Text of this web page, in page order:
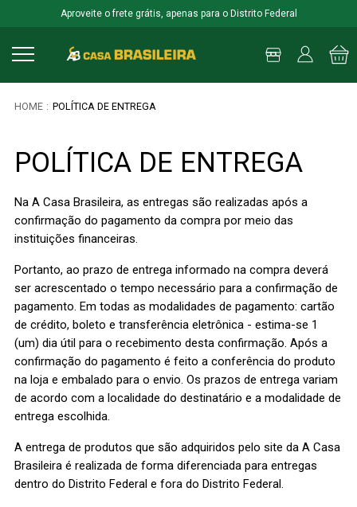
Aproveite o frete grátis, apenas para o Distrito Federal
POLÍTICA DE ENTREGA
POLÍTICA DE ENTREGA
Na A Casa Brasileira, as entregas são realizadas após a
confirmação do pagamento da compra por meio das
instituições financeiras.
Portanto, ao prazo de entrega informado na compra deverá
ser acrescentado o tempo necessário para a confirmação de
pagamento. Em todas as modalidades de pagamento: cartão
de crédito, boleto e transferência eletrônica - estima-se 1
(um) dia útil para o recebimento desta confirmação. Após a
confirmação do pagamento é feito a conferência do produto
na loja e embalado para o envio. Os prazos de entrega variam
de acordo com a localidade do destinatário e a modalidade de
entrega escolhida.
A entrega de produtos que são adquiridos pelo site da A Casa
Brasileira é realizada de forma diferenciada para entregas
dentro do Distrito Federal e fora do Distrito Federal.